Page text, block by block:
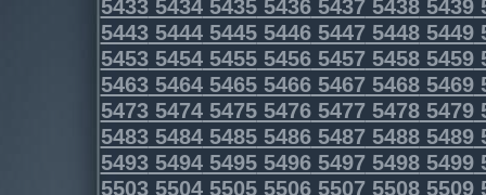
5433543454355436543754385439
5443544454455446544754485449
5453545454555456545754585459
5463546454655466546754685469
5473547454755476547754785479
5483548454855486548754885489
5493549454955496549754985499
5503550455055506550755085509